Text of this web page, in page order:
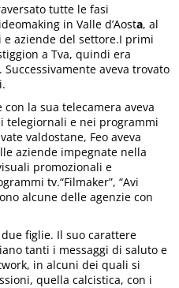
tutte le fasi
in Valle d’Aosta, al
aziende del settore.I primi
a Tva, quindi era
aveva trovato
la sua telecamera aveva
telegiornali e nei programmi
valdostane, Feo aveva
aziende impegnate nella
promozionali e
tv.“Filmaker”, “Avi
alcune delle agenzie con
figlie. Il suo carattere
tanti i messaggi di saluto e
in alcuni dei quali si
quella calcistica, con i